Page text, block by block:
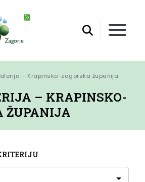
– Krapinsko-zagorska županija
– KRAPINSKO-
ŽUPANIJA